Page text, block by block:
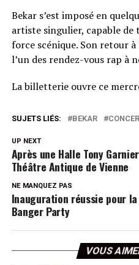
Bekar s’est imposé en
artiste singulier, capable de
force scénique. Son retour à
l’un des rendez-vous rap à
La billetterie ouvre ce
SUJETS LIÉS: BEKAR
UP NEXT
Après une Halle Tony
Théâtre Antique de Vienne
NE MANQUEZ PAS
Inauguration réussie pour
Banger Party
VOUS